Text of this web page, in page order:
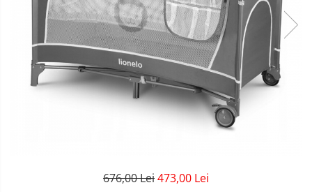
Lenjerii patut 120 x 60 cm
Lenjerii patut 140 x 70 cm
Lenjerie patuturi tineret
Baldachin patut
Bariere de protectie pat
Trotinete copii si adulti
Biciclete fara pedale
Masinute fara pedale
Karturi si masinute cu pedale
Bare - Discuri - Greutati
Saltele si Covoare sport Fitness
sau Yoga
Alte Sporturi
Mingi fitness si medicinale
Tensiometre
Termometre camera si baie
Termometre copii si bebe
676,00 Lei473,00 Lei